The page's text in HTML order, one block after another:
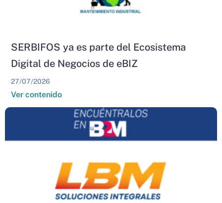
SERBIFOS ya es parte del Ecosistema
Digital de Negocios de eBIZ
27/07/2026
Ver contenido